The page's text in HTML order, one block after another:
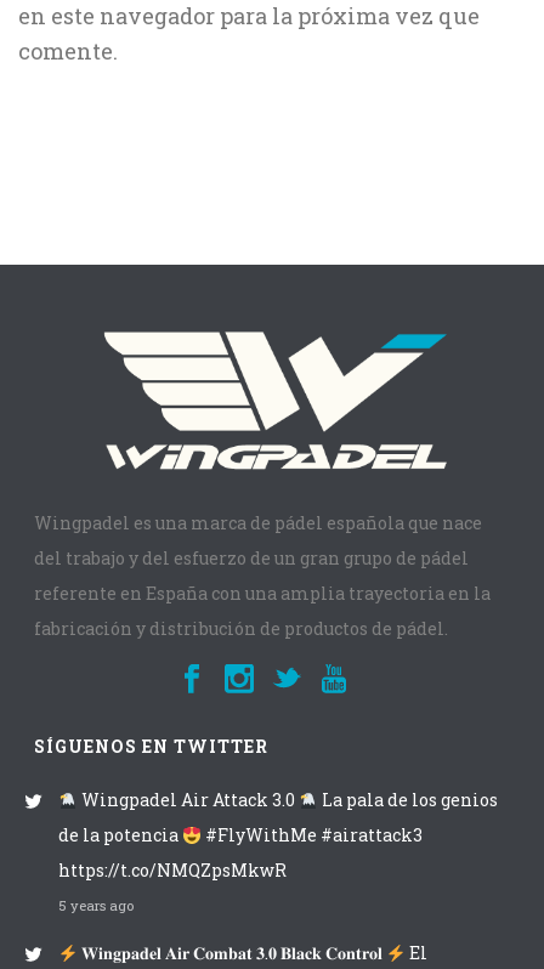
en este navegador para la próxima vez que
comente.
Wingpadel es una marca de pádel española que nace
del trabajo y del esfuerzo de un gran grupo de pádel
referente en España con una amplia trayectoria en la
fabricación y distribución de productos de pádel.
SÍGUENOS EN TWITTER
Wingpadel Air Attack 3.0
La pala de los genios
de la potencia
#FlyWithMe #airattack3
https://t.co/NMQZpsMkwR
5 years ago
𝐖𝐢𝐧𝐠𝐩𝐚𝐝𝐞𝐥 𝐀𝐢𝐫 𝐂𝐨𝐦𝐛𝐚𝐭 𝟑.𝟎 𝐁𝐥𝐚𝐜𝐤 𝐂𝐨𝐧𝐭𝐫𝐨𝐥 El